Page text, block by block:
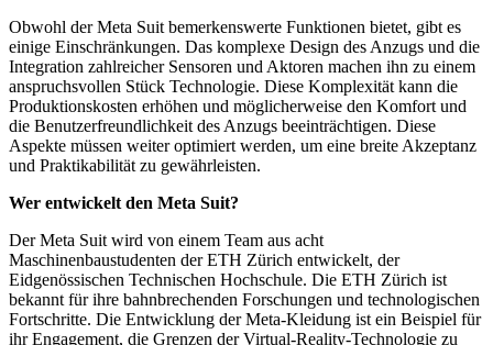
Obwohl der Meta Suit bemerkenswerte Funktionen bietet, gibt es
einige Einschränkungen. Das komplexe Design des Anzugs und die
Integration zahlreicher Sensoren und Aktoren machen ihn zu einem
anspruchsvollen Stück Technologie. Diese Komplexität kann die
Produktionskosten erhöhen und möglicherweise den Komfort und
die Benutzerfreundlichkeit des Anzugs beeinträchtigen. Diese
Aspekte müssen weiter optimiert werden, um eine breite Akzeptanz
und Praktikabilität zu gewährleisten.
Wer entwickelt den Meta Suit?
Der Meta Suit wird von einem Team aus acht
Maschinenbaustudenten der ETH Zürich entwickelt, der
Eidgenössischen Technischen Hochschule. Die ETH Zürich ist
bekannt für ihre bahnbrechenden Forschungen und technologischen
Fortschritte. Die Entwicklung der Meta-Kleidung ist ein Beispiel für
ihr Engagement, die Grenzen der Virtual-Reality-Technologie zu